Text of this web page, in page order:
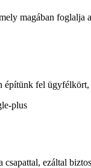
magában foglalja
építünk fel
plus
csapattal, ezáltal